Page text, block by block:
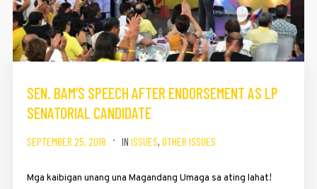
SEN. BAM’S SPEECH AFTER ENDORSEMENT AS LP
SENATORIAL CANDIDATE
SEPTEMBER 25, 2018 IN ISSUES, OTHER ISSUES
Mga kaibigan unang una Magandang Umaga sa ating lahat!